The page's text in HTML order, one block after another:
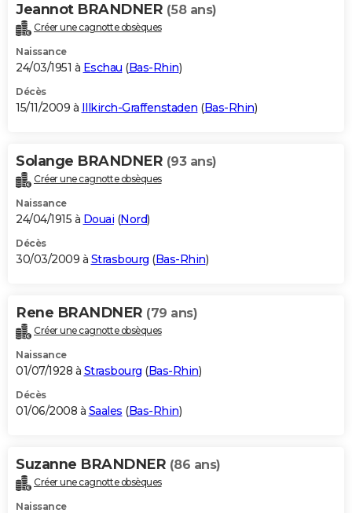
Jeannot BRANDNER (58 ans)
Créer une cagnotte obsèques
Naissance
24/03/1951 à Eschau (Bas-Rhin)
Décès
15/11/2009 à Illkirch-Graffenstaden (Bas-Rhin)
Solange BRANDNER (93 ans)
Créer une cagnotte obsèques
Naissance
24/04/1915 à Douai (Nord)
Décès
30/03/2009 à Strasbourg (Bas-Rhin)
Rene BRANDNER (79 ans)
Créer une cagnotte obsèques
Naissance
01/07/1928 à Strasbourg (Bas-Rhin)
Décès
01/06/2008 à Saales (Bas-Rhin)
Suzanne BRANDNER (86 ans)
Créer une cagnotte obsèques
Naissance